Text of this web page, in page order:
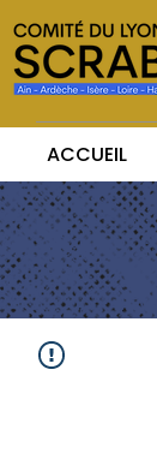
ACCUEIL